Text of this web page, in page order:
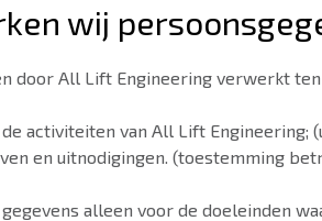
wij
door All Lift Engineering verwerkt
activiteiten van All Lift Engineering;
en uitnodigingen. (toestemming
alleen voor de doeleinden